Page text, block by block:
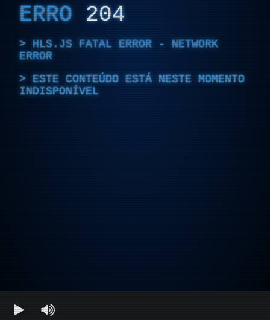
ERRO 204
HLS.JS FATAL ERROR - NETWORK
ERROR
ESTE CONTEÚDO ESTÁ NESTE MOMENTO
INDISPONÍVEL